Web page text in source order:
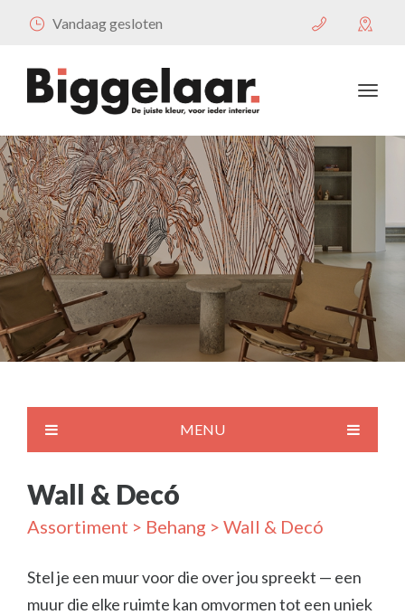
Vandaag gesloten
MENU
Wall & Decó
Assortiment > Behang > Wall & Decó
Stel je een muur voor die over jou spreekt — een
muur die elke ruimte kan omvormen tot een uniek